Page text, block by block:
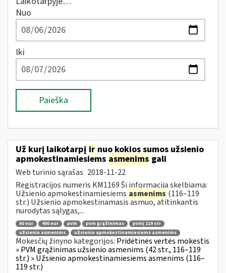
Nuo
Iki
Paieška
Už kurį laikotarpį ir nuo kokios sumos užsienio
apmokestinamiesiems asmenims gali
Web turinio sąrašas 2018-11-22
Registracijos numeris KM1169 Ši informacija skelbiama:
Užsienio apmokestinamiesiems asmenims (116–119
str.) Užsienio apmokestinamasis asmuo, atitinkantis
nurodytas sąlygas,...
50 eur 400 eur pvm pvm grąžinimas
pvmį 119 str
užsienio asmenims
užsienio apmokestinamiesiems asmenims
Mokesčių žinyno kategorijos: Pridėtinės vertės mokestis
» PVM grąžinimas užsienio asmenims (42 str., 116–119
str.) » Užsienio apmokestinamiesiems asmenims (116–
119 str.)